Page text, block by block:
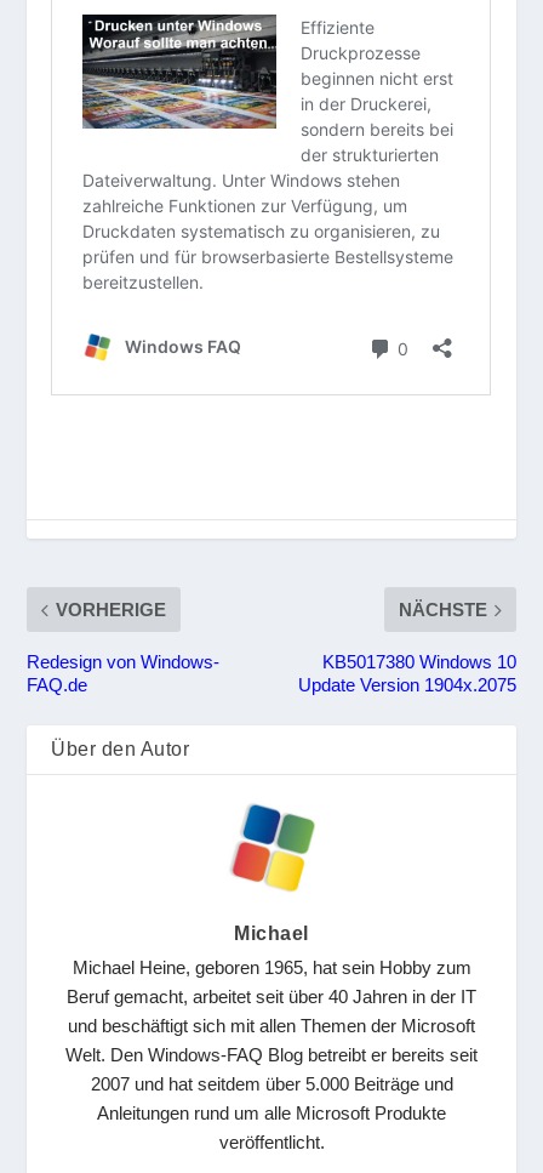
VORHERIGE
Redesign von Windows-
FAQ.de
NÄCHSTE
KB5017380 Windows 10
Update Version 1904x.2075
Über den Autor
Michael
Michael Heine, geboren 1965, hat sein Hobby zum
Beruf gemacht, arbeitet seit über 40 Jahren in der IT
und beschäftigt sich mit allen Themen der Microsoft
Welt. Den Windows-FAQ Blog betreibt er bereits seit
2007 und hat seitdem über 5.000 Beiträge und
Anleitungen rund um alle Microsoft Produkte
veröffentlicht.